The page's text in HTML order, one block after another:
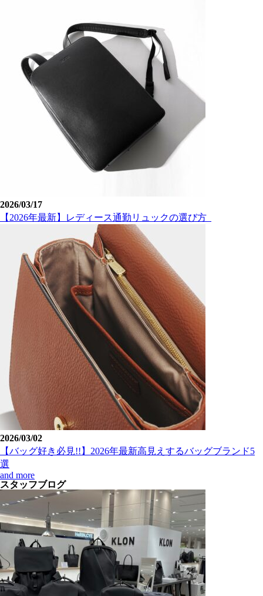
2026/03/17
【2026年最新】レディース通勤リュックの選び方
2026/03/02
【バッグ好き必見!!】2026年最新高見えするバッグブランド5
選
and more
スタッフブログ